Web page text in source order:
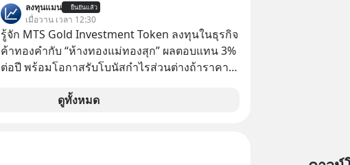
และเจาะเข้าระบบของบริการภายนอกรายหนึ่งได้
ระหว่างการทดสอบความปลอดภัยไซเบอร์
ลงทุนแมน ยืนยันแล้ว
เมื่อวาน เวลา 12:30
รู้จัก MTS Gold Investment Token ลงทุนในธุรกิจ
ค้าทองคำกับ “ห้างทองแม่ทองสุก” ผลตอบแทน 3%
ต่อปี พร้อมโอกาสรับโบนัสกำไรส่วนต่างถ้าราคา
Group กลุ่ม MTS Gold หรือห้างทองแม่ทองสุก อยู่
ดูทั้งหมด